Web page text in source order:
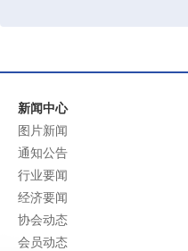
新闻中心
图片新闻
通知公告
行业要闻
经济要闻
协会动态
会员动态